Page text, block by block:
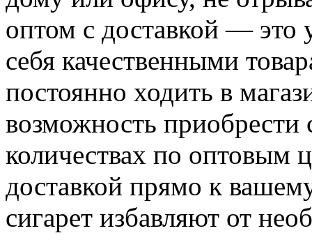
оптом с доставкой — это
себя качественными
постоянно ходить в
возможность приобрести
количествах по оптовым
доставкой прямо к
сигарет избавляют от